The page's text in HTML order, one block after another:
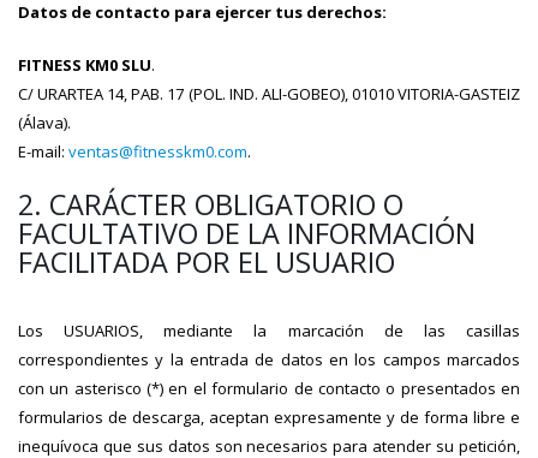
Datos de contacto para ejercer tus derechos:
FITNESS KM0 SLU.
C/ URARTEA 14, PAB. 17 (POL. IND. ALI-GOBEO), 01010 VITORIA-GASTEIZ
(Álava).
E-mail: ventas@fitnesskm0.com.
2. CARÁCTER OBLIGATORIO O
FACULTATIVO DE LA INFORMACIÓN
FACILITADA POR EL USUARIO
Los USUARIOS, mediante la marcación de las casillas
correspondientes y la entrada de datos en los campos marcados
con un asterisco (*) en el formulario de contacto o presentados en
formularios de descarga, aceptan expresamente y de forma libre e
inequívoca que sus datos son necesarios para atender su petición,